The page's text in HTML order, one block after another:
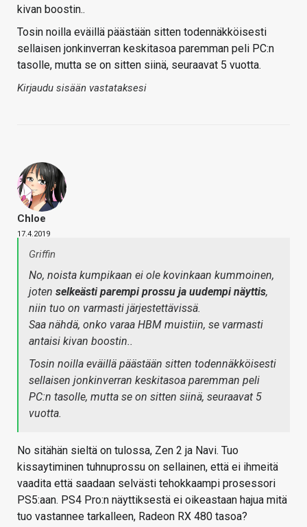
kivan boostin..
Tosin noilla eväillä päästään sitten todennäkköisesti
sellaisen jonkinverran keskitasoa paremman peli PC:n
tasolle, mutta se on sitten siinä, seuraavat 5 vuotta.
Kirjaudu sisään vastataksesi
Chloe
17.4.2019
Griffin
No, noista kumpikaan ei ole kovinkaan kummoinen,
joten selkeästi parempi prossu ja uudempi näyttis,
niin tuo on varmasti järjestettävissä.
Saa nähdä, onko varaa HBM muistiin, se varmasti
antaisi kivan boostin..
Tosin noilla eväillä päästään sitten todennäkköisesti
sellaisen jonkinverran keskitasoa paremman peli
PC:n tasolle, mutta se on sitten siinä, seuraavat 5
vuotta.
No sitähän sieltä on tulossa, Zen 2 ja Navi. Tuo
kissaytiminen tuhnuprossu on sellainen, että ei ihmeitä
vaadita että saadaan selvästi tehokkaampi prosessori
PS5:aan. PS4 Pro:n näyttiksestä ei oikeastaan hajua mitä
tuo vastannee tarkalleen, Radeon RX 480 tasoa?